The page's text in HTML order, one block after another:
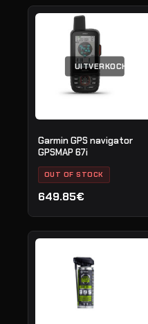
UITVERKOCHT
Garmin GPS navigator
GPSMAP 67i
OUT OF STOCK
649.85€